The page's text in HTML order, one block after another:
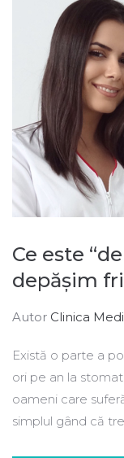
Ce este
depășim
Autor Clinica
Există o parte a
ori pe an la
oameni care
simplul gând că